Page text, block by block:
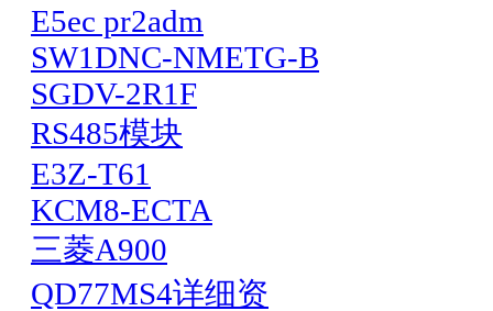
E5ec pr2adm
SW1DNC-NMETG-B
SGDV-2R1F
RS485模块
E3Z-T61
KCM8-ECTA
三菱A900
QD77MS4详细资